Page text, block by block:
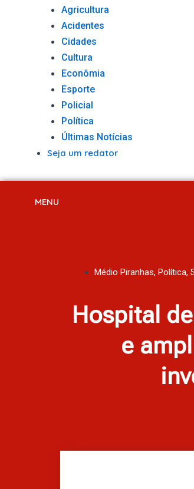
Agricultura
Acidentes
Cidades
Cultura
Econômia
Esporte
Policial
Política
Últimas Notícias
Seja um redator
MENU
Médio Piranhas, Política,
Hospital
e